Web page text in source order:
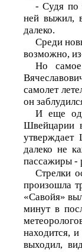
- Судя по
ней выжил,
далеко.
Среди
возможно,
Но
самолет
он
И еще
Швейцарии
утверждает
далеко не
пассажиры -
Стрелки
произошла
«Савойя»
минут в
находится,
выходил,